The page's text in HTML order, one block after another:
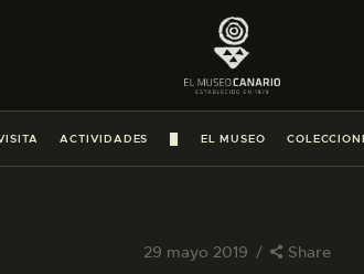
ACTIVIDADES EL MUSEO
29 mayo 2019 Share
PREPARAR LA VISITA